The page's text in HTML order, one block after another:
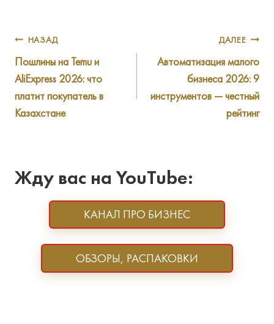
Навигация
по
записям
НАЗАД
Пошлины на Temu и
AliExpress 2026: что
платит покупатель в
Казахстане
ДАЛЕЕ
Автоматизация малого
бизнеса 2026: 9
инструментов — честный
рейтинг
Жду вас на YouTube:
КАНАЛ ПРО БИЗНЕС
ОБЗОРЫ, РАСПАКОВКИ